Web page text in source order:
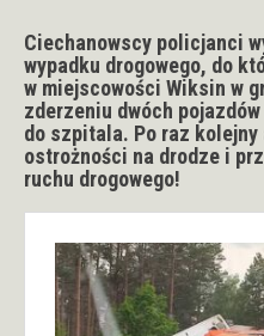
Ciechanowscy policjanci
wypadku drogowego, do
w miejscowości Wiksin w
zderzeniu dwóch
do szpitala. Po raz
ostrożności na drodze i
ruchu drogowego!